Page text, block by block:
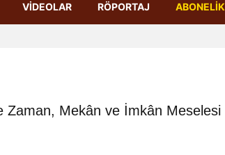
VİDEOLAR RÖPORTAJ ABONELİK
Zaman, Mekân ve İmkân Meselesi